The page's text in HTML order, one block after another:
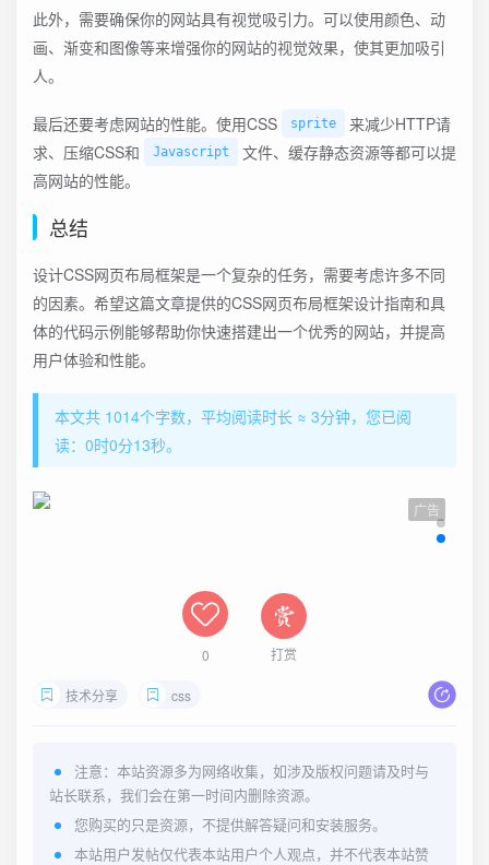
此外，需要确保你的网站具有视觉吸引力。可以使用颜色、动
画、渐变和图像等来增强你的网站的视觉效果，使其更加吸引
人。
最后还要考虑网站的性能。使用CSS sprite
来减少HTTP请
求、压缩CSS和
Javascript
文件、缓存静态资源等都可以提
高网站的性能。
总结
设计CSS网页布局框架是一个复杂的任务，需要考虑许多不同
的因素。希望这篇文章提供的CSS网页布局框架设计指南和具
体的代码示例能够帮助你快速搭建出一个优秀的网站，并提高
用户体验和性能。
本文共 1014个字数，平均阅读时长 ≈ 3分钟，您已阅
读：0时0分13秒。
广告
0 打赏
技术分享 css
注意：本站资源多为网络收集，如涉及版权问题请及时与
站长联系，我们会在第一时间内删除资源。
您购买的只是资源，不提供解答疑问和安装服务。
本站用户发帖仅代表本站用户个人观点，并不代表本站赞